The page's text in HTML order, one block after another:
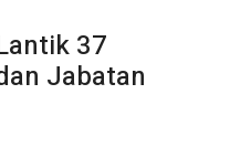
37
Jabatan